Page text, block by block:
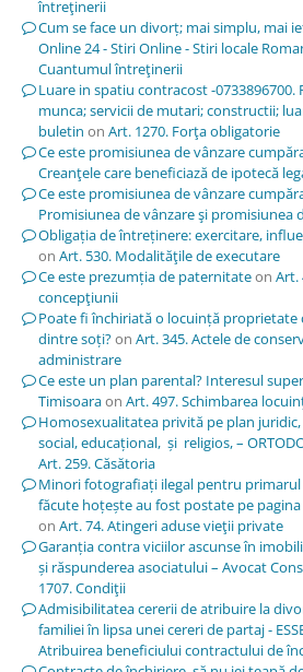
întreţinerii
Cum se face un divorț; mai simplu, mai
Online 24 - Stiri Online - Stiri locale
Cuantumul întreţinerii
Luare in spatiu contracost -0733896700.
munca; servicii de mutari; constructii;
buletin on Art. 1270. Forţa obligatorie
Ce este promisiunea de vânzare
Creanţele care beneficiază de ipotecă
Ce este promisiunea de vânzare
Promisiunea de vânzare şi promisiunea
Obligația de întreținere: exercitare,
on Art. 530. Modalităţile de executare
Ce este prezumția de paternitateon Art.
concepţiunii
Poate fi închiriată o locuință
dintre soți?on Art. 345. Actele de
administrare
Ce este un plan parental? Interesul
Timisoaraon Art. 497. Schimbarea
Homosexualitatea privită pe plan
social, educațional, și religios, –
Art. 259. Căsătoria
Minori fotografiați ilegal pentru primarul
făcute hoțește au fost postate pe
on Art. 74. Atingeri aduse vieţii private
Garanția contra viciilor ascunse în
și răspunderea asociatului – Avocat
1707. Condiţii
Admisibilitatea cererii de atribuire la
familiei în lipsa unei cereri de partaj -
Atribuirea beneficiului contractului de